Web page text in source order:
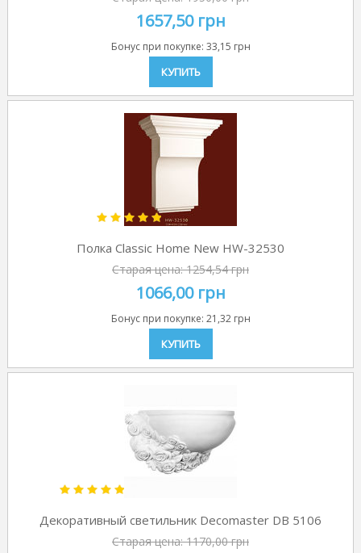
1657,50 грн
Бонус при покупке: 33,15 грн
КУПИТЬ
Полка Classic Home New HW-32530
Старая цена:1254,54 грн
1066,00 грн
Бонус при покупке: 21,32 грн
КУПИТЬ
Декоративный светильник Decomaster DB 5106
Старая цена:1170,00 грн